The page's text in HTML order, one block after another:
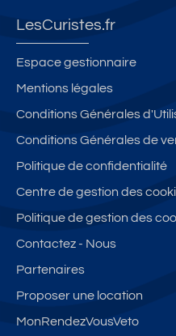
LesCuristes.fr
Espace gestionnaire
Mentions légales
Conditions Générales
Conditions Générales de
Politique de confidentialité
Centre de gestion des
Politique de gestion des
Contactez - Nous
Partenaires
Proposer une location
MonRendezVousVeto